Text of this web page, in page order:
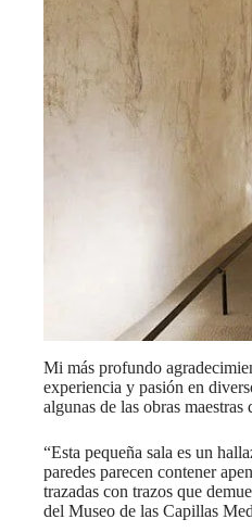
Mi más profundo
experiencia y pasión en
algunas de las obras
“Esta pequeña sala es un
paredes parecen contener
trazadas con trazos que
del Museo de las Capillas